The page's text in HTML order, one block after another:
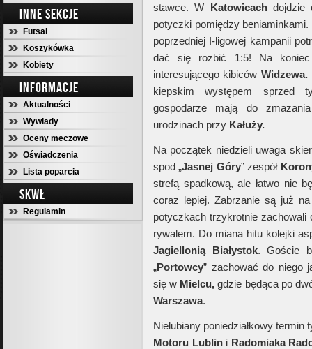
INNE SEKCJE
Futsal
Koszykówka
Kobiety
INFORMACJE
Aktualności
Wywiady
Oceny meczowe
Oświadczenia
Lista poparcia
SKWŁ
Regulamin
stawce. W Katowicachdojdzie
potyczki pomiędzy beniaminkami.
poprzedniej I-ligowej kampanii
dać się rozbić 1:5! Na koniec
interesującego kibiców Widzewa.
kiepskim występem sprzed
gospodarze mają do
urodzinach przy Kałuży.
Na początek niedzieli uwaga
spod „Jasnej Góry” zespół
strefą spadkową, ale łatwo nie
coraz lepiej. Zabrzanie są już
potyczkach trzykrotnie zachowali
rywalem. Do miana hitu kolejki
Jagiellonią Białystok. Goście
„Portowcy” zachować do niego
się w Mielcu, gdzie będąca po
Warszawa.
Nielubiany poniedziałkowy
Motoru Lublini Radomiaka